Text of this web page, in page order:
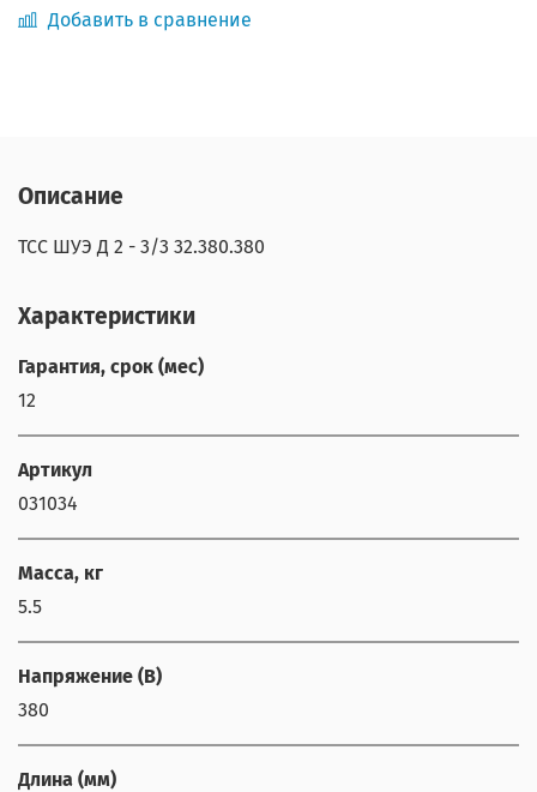
Добавить в сравнение
Описание
ТСС ШУЭ Д 2 - 3/3 32.380.380
Характеристики
Гарантия, срок (мес)
12
Артикул
031034
Масса, кг
5.5
Напряжение (В)
380
Длина (мм)